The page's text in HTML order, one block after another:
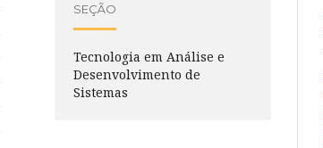
SEÇÃO
Tecnologia em Análise e
Desenvolvimento de
Sistemas